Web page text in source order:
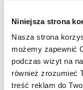
Niniejsza strona
Nasza strona
możemy zapewnić
podczas wizyt na
również zrozumieć
treść reklam do
Przy okazji
dojedziesz
jedną z